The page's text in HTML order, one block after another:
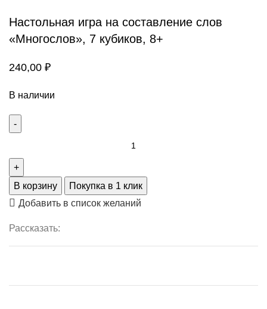
Настольная игра на составление слов
«Многослов», 7 кубиков, 8+
240,00 ₽
В наличии
В корзину
Покупка в 1 клик
Добавить в список желаний
Рассказать: